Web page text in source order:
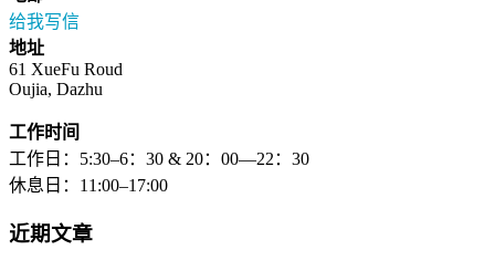
给我写信
地址
61 XueFu Roud
Oujia, Dazhu
工作时间
工作日：5:30–6：30 & 20：00—22：30
休息日：11:00–17:00
近期文章